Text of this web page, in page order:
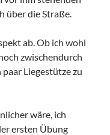
über die Straße.
ab. Ob ich wohl
zwischendurch
Liegestütze zu
wäre, ich
ersten Übung